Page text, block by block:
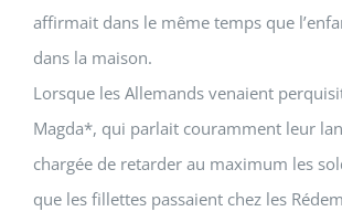
affirmait dans le même temps que
dans la maison.
Lorsque les Allemands venaient
Magda*, qui parlait couramment leur
chargée de retarder au maximum les
que les fillettes passaient chez les